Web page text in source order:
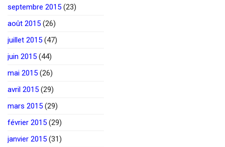
septembre 2015 (23)
août 2015 (26)
juillet 2015 (47)
juin 2015 (44)
mai 2015 (26)
avril 2015 (29)
mars 2015 (29)
février 2015 (29)
janvier 2015 (31)